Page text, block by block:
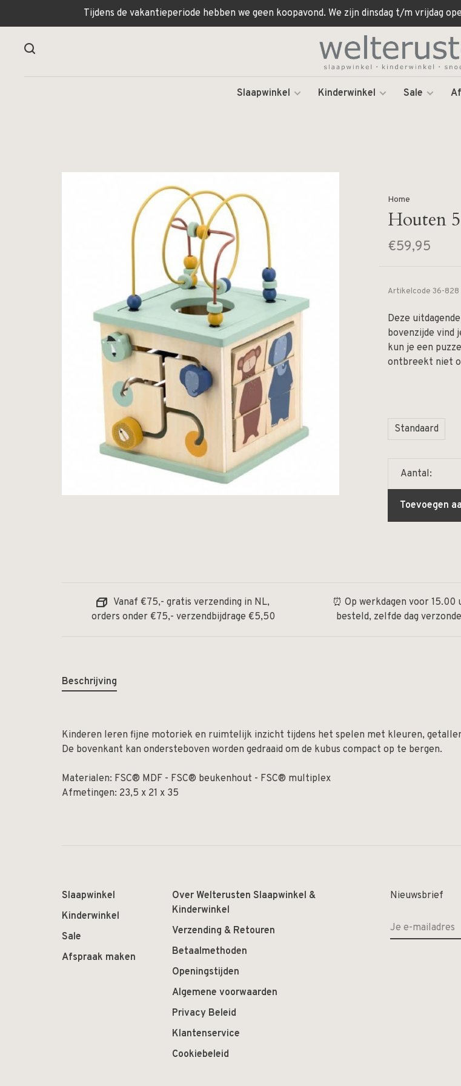
Tijdens de vakantieperiode hebben we geen koopavond. We zijn dinsdag t/m vrijdag
Slaapwinkel Kinderwinkel Sale
Home
Houten
€59,95
Artikelcode 36-828
Deze
bovenzijde vind
kun je een
ontbreekt niet
Standaard
Aantal:
Toevoegen
Vanaf €75,- gratis verzending in NL,
orders onder €75,- verzendbijdrage €5,50
⏰ Op werkdagen voor 15.00
besteld, zelfde dag
Beschrijving
Kinderen leren fijne motoriek en ruimtelijk inzicht tijdens het spelen met kleuren,
De bovenkant kan ondersteboven worden gedraaid om de kubus compact op te bergen.
Materialen: FSC® MDF - FSC® beukenhout - FSC® multiplex
Afmetingen: 23,5 x 21 x 35
Slaapwinkel
Kinderwinkel
Sale
Afspraak maken
Over Welterusten Slaapwinkel &
Kinderwinkel
Verzending & Retouren
Betaalmethoden
Openingstijden
Algemene voorwaarden
Privacy Beleid
Klantenservice
Cookiebeleid
Nieuwsbrief